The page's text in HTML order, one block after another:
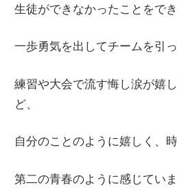
生徒ができなかったことをで
一歩勇気を出してチームを引
練習や大会で流す悔し涙が嬉
ど、
自分のことのように嬉しく、
第二の青春のように感じていま